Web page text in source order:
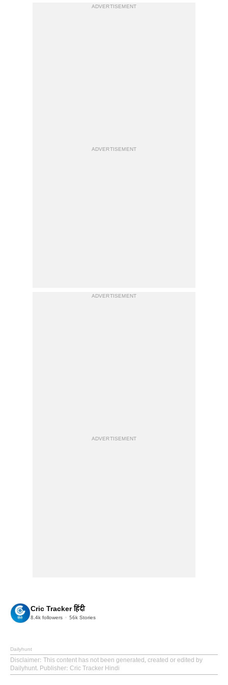
ADVERTISEMENT
ADVERTISEMENT
ADVERTISEMENT
ADVERTISEMENT
Cric Tracker हिंदी
8.4k followers 56k Stories
Dailyhunt
Disclaimer: This content has not been generated, created or edited by
Dailyhunt. Publisher: Cric Tracker Hindi